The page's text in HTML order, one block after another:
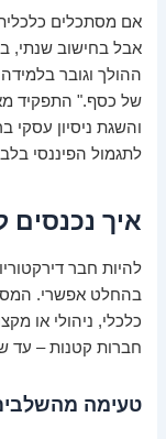
אם מסתכלים
אבל בחישוב שנתי,
ההולך וגובר
של כסף." התפקיד
והשגת ניסיון
לתגמול הפיננסי
איך נכנסים
להיות חבר
בהחלט אפשרי.
כלכלי, ניהולי או
חברות קטנות – עד
טעימה